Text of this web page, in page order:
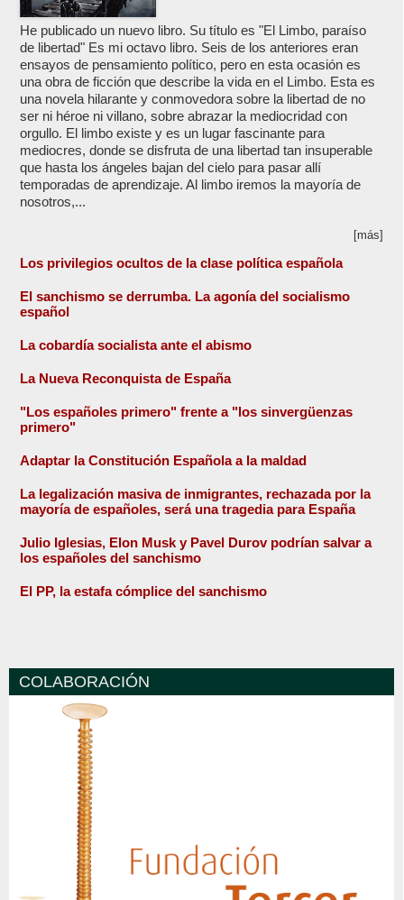
He publicado un nuevo libro. Su título es "El Limbo, paraíso
de libertad" Es mi octavo libro. Seis de los anteriores eran
ensayos de pensamiento político, pero en esta ocasión es
una obra de ficción que describe la vida en el Limbo. Esta es
una novela hilarante y conmovedora sobre la libertad de no
ser ni héroe ni villano, sobre abrazar la mediocridad con
orgullo. El limbo existe y es un lugar fascinante para
mediocres, donde se disfruta de una libertad tan insuperable
que hasta los ángeles bajan del cielo para pasar allí
temporadas de aprendizaje. Al limbo iremos la mayoría de
nosotros,...
[más]
Los privilegios ocultos de la clase política española
El sanchismo se derrumba. La agonía del socialismo
español
La cobardía socialista ante el abismo
La Nueva Reconquista de España
"Los españoles primero" frente a "los sinvergüenzas
primero"
Adaptar la Constitución Española a la maldad
La legalización masiva de inmigrantes, rechazada por la
mayoría de españoles, será una tragedia para España
Julio Iglesias, Elon Musk y Pavel Durov podrían salvar a
los españoles del sanchismo
El PP, la estafa cómplice del sanchismo
COLABORACIÓN